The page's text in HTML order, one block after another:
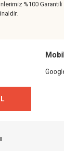
%100 Garantili